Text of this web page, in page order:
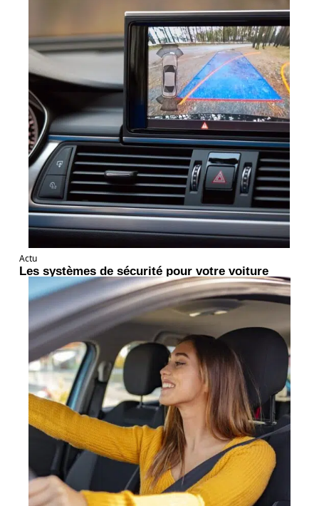
Actu
Les systèmes de sécurité pour votre voiture